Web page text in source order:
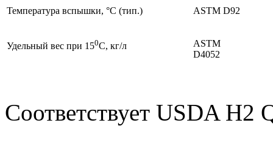
Температура вспышки, °C (тип.) ASTM D92
Удельный вес при 150С, кг/л
ASTM
D4052
Соответствует USDA H2